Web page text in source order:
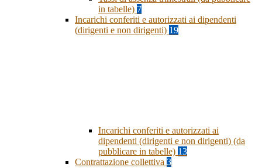
in tabelle) 7
Incarichi conferiti e autorizzati ai dipendenti
(dirigenti e non dirigenti) 19
Incarichi conferiti e autorizzati ai
dipendenti (dirigenti e non dirigenti) (da
pubblicare in tabelle) 13
Contrattazione collettiva 3